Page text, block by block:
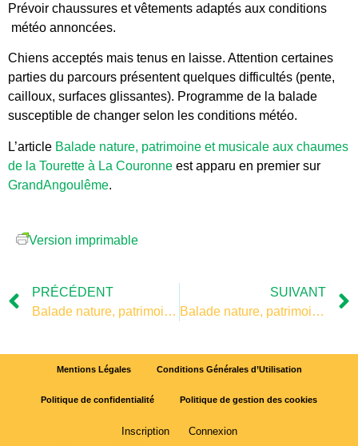
Prévoir chaussures et vêtements adaptés aux conditions
météo annoncées.
Chiens acceptés mais tenus en laisse. Attention certaines
parties du parcours présentent quelques difficultés (pente,
cailloux, surfaces glissantes). Programme de la balade
susceptible de changer selon les conditions météo.
L’article Balade nature, patrimoine et musicale aux chaumes
de la Tourette à La Couronne est apparu en premier sur
GrandAngoulême.
Version imprimable
PRÉCÉDENT
Balade nature, patrimoine et musicale aux chaumes de la Tourette à La Couronne
SUIVANT
Balade nature, patrimoine et musicale aux chaumes de la Tourette à La Couronne
Mentions Légales Conditions Générales d’Utilisation
Politique de confidentialité Politique de gestion des cookies
Inscription Connexion